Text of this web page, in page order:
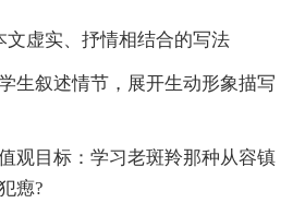
虚实、抒情相结合的写法
叙述情节，展开生动形象描写
目标：学习老斑羚那种从容镇
瘛?